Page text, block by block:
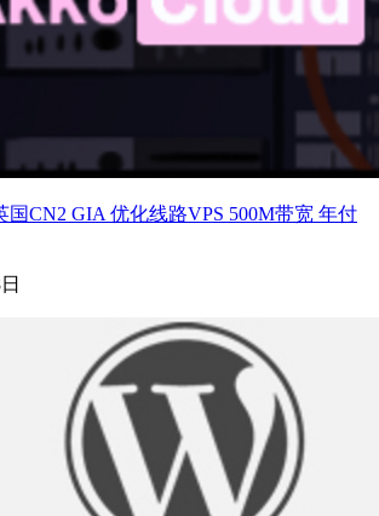
国CN2 GIA 优化线路VPS 500M带宽 年付